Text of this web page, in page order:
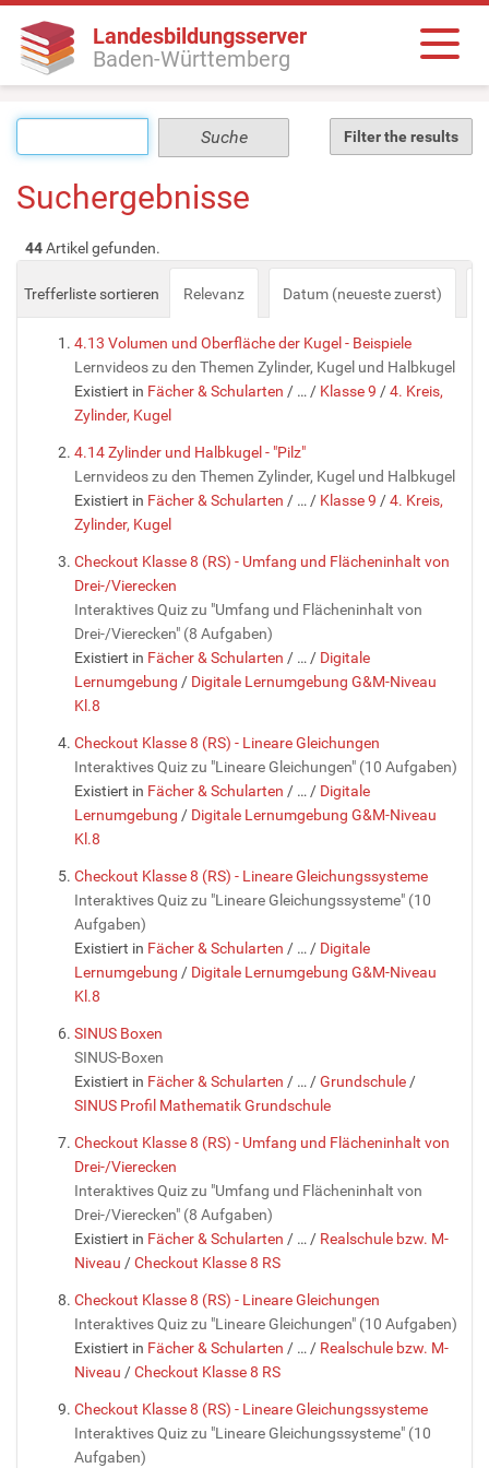
Landesbildungsserver
Baden-Württemberg
Filter the results
Suchergebnisse
44Artikel gefunden.
Trefferliste sortieren Relevanz Datum (neueste zuerst)
4.13 Volumen und Oberfläche der Kugel - Beispiele
Lernvideos zu den Themen Zylinder, Kugel und Halbkugel
Existiert in Fächer & Schularten / … / Klasse 9 /4. Kreis,
Zylinder, Kugel
4.14 Zylinder und Halbkugel - "Pilz"
Lernvideos zu den Themen Zylinder, Kugel und Halbkugel
Existiert in Fächer & Schularten / … / Klasse 9 /4. Kreis,
Zylinder, Kugel
Checkout Klasse 8 (RS) - Umfang und Flächeninhalt von
Drei-/Vierecken
Interaktives Quiz zu "Umfang und Flächeninhalt von
Drei-/Vierecken" (8 Aufgaben)
Existiert in Fächer & Schularten / … / Digitale
Lernumgebung / Digitale Lernumgebung G&M-Niveau
Kl.8
Checkout Klasse 8 (RS) - Lineare Gleichungen
Interaktives Quiz zu "Lineare Gleichungen" (10 Aufgaben)
Existiert in Fächer & Schularten / … / Digitale
Lernumgebung / Digitale Lernumgebung G&M-Niveau
Kl.8
Checkout Klasse 8 (RS) - Lineare Gleichungssysteme
Interaktives Quiz zu "Lineare Gleichungssysteme" (10
Aufgaben)
Existiert in Fächer & Schularten / … / Digitale
Lernumgebung / Digitale Lernumgebung G&M-Niveau
Kl.8
SINUS Boxen
SINUS-Boxen
Existiert in Fächer & Schularten / … /Grundschule /
SINUS Profil Mathematik Grundschule
Checkout Klasse 8 (RS) - Umfang und Flächeninhalt von
Drei-/Vierecken
Interaktives Quiz zu "Umfang und Flächeninhalt von
Drei-/Vierecken" (8 Aufgaben)
Existiert in Fächer & Schularten / … / Realschule bzw. M-
Niveau /Checkout Klasse 8 RS
Checkout Klasse 8 (RS) - Lineare Gleichungen
Interaktives Quiz zu "Lineare Gleichungen" (10 Aufgaben)
Existiert in Fächer & Schularten / … / Realschule bzw. M-
Niveau /Checkout Klasse 8 RS
Checkout Klasse 8 (RS) - Lineare Gleichungssysteme
Interaktives Quiz zu "Lineare Gleichungssysteme" (10
Aufgaben)